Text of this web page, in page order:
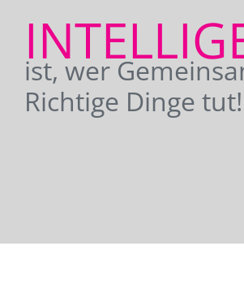
ist, wer
Richtige Dinge tut!